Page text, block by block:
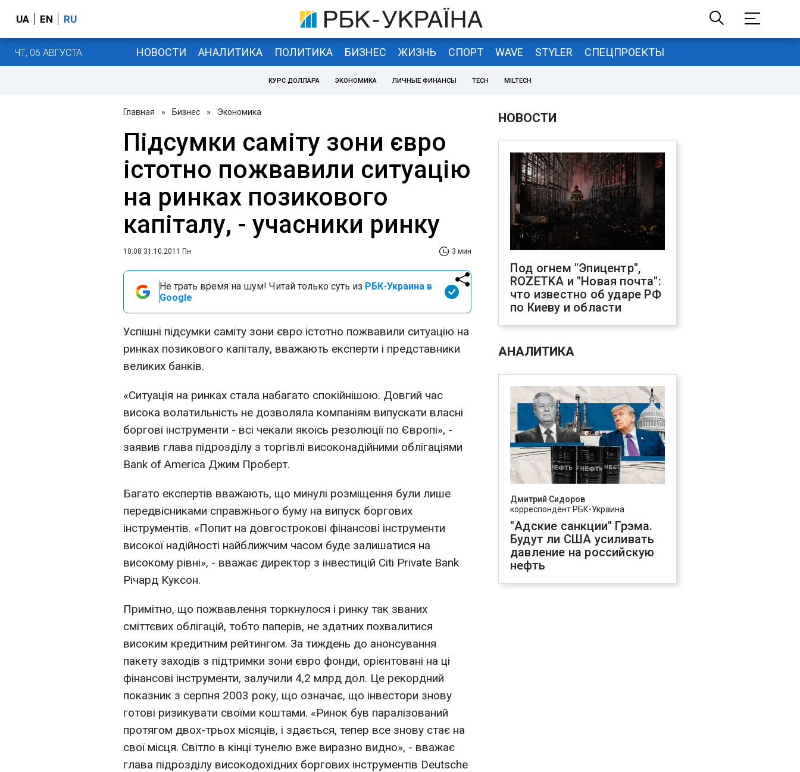
UA EN RU
ЧТ, 06 АВГУСТА НОВОСТИ АНАЛИТИКА ПОЛИТИКА БИЗНЕС ЖИЗНЬ СПОРТ WAVE STYLER СПЕЦПРОЕКТЫ
КУРС ДОЛЛАРА ЭКОНОМИКА ЛИЧНЫЕ ФИНАНСЫ TECH MILTECH
Главная » Бизнес » Экономика
Підсумки саміту зони євро
істотно пожвавили ситуацію
на ринках позикового
капіталу, - учасники ринку
10:08 31.10.2011 Пн 3 мин
Не трать время на шум! Читай только суть из РБК-Украина в
Google
Успішні підсумки саміту зони євро істотно пожвавили ситуацію на
ринках позикового капіталу, вважають експерти і представники
великих банків.
«Ситуація на ринках стала набагато спокійнішою. Довгий час
висока волатильність не дозволяла компаніям випускати власні
боргові інструменти - всі чекали якоїсь резолюції по Європі», -
заявив глава підрозділу з торгівлі високонадійними облігаціями
Bank of America Джим Проберт.
Багато експертів вважають, що минулі розміщення були лише
передвісниками справжнього буму на випуск боргових
інструментів. «Попит на довгострокові фінансові інструменти
високої надійності найближчим часом буде залишатися на
високому рівні», - вважає директор з інвестицій Citi Private Bank
Річард Куксон.
Примітно, що пожвавлення торкнулося і ринку так званих
сміттєвих облігацій, тобто паперів, не здатних похвалитися
високим кредитним рейтингом. За тиждень до анонсування
пакету заходів з підтримки зони євро фонди, орієнтовані на ці
фінансові інструменти, залучили 4,2 млрд дол. Це рекордний
показник з серпня 2003 року, що означає, що інвестори знову
готові ризикувати своїми коштами. «Ринок був паралізований
протягом двох-трьох місяців, і здається, тепер все знову стає на
свої місця. Світло в кінці тунелю вже виразно видно», - вважає
глава підрозділу високодохідних боргових інструментів Deutsche
НОВОСТИ
Под огнем "Эпицентр",
ROZETKA и "Новая почта":
что известно об ударе РФ
по Киеву и области
АНАЛИТИКА
Дмитрий Сидоров
корреспондент РБК-Украина
"Адские санкции" Грэма.
Будут ли США усиливать
давление на российскую
нефть